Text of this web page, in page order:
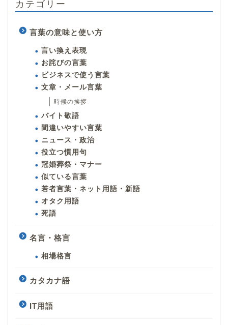
カテゴリー
言葉の意味と使い方
言い換え表現
お詫びの言葉
ビジネスで使う言葉
文章・メール言葉
時候の挨拶
バイト敬語
間違いやすい言葉
ニュース・政治
役立つ慣用句
冠婚葬祭・マナー
似ている言葉
若者言葉・ネット用語・新語
オタク用語
死語
名言・格言
相場格言
カタカナ語
IT用語